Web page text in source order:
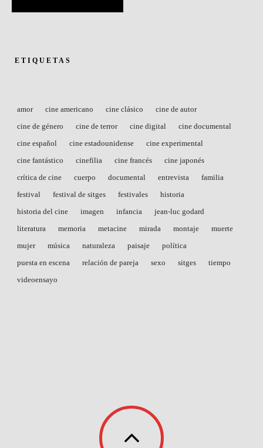
ETIQUETAS
amor cine americano cine clásico
cine de autor
cine de género
cine de terror cine digital
cine documental
cine español
cine estadounidense
cine experimental
cine fantástico
cinefilia cine francés
cine japonés
crítica de cine
cuerpo documental entrevista
familia
festival
festival de sitges festivales
historia
historia del cine
imagen infancia
jean-luc godard
literatura
memoria metacine mirada montaje
muerte
mujer
música naturaleza paisaje
política
puesta en escena
relación de pareja sexo sitges
tiempo
videoensayo